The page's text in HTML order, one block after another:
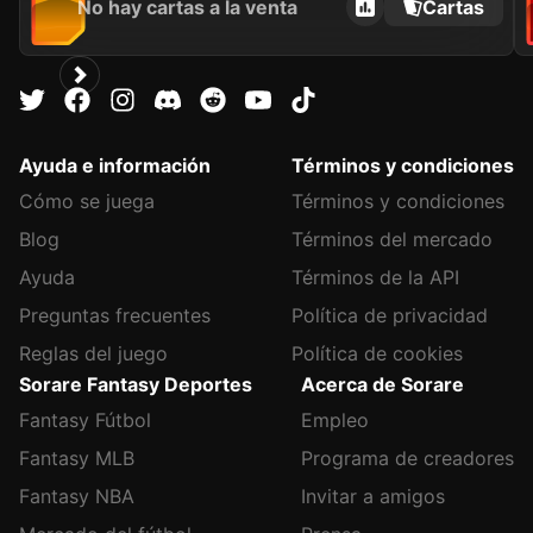
No hay cartas a la venta Cartas
Ayuda e información
Cómo se juega
Blog
Ayuda
Preguntas frecuentes
Reglas del juego
Términos y condiciones
Términos y condiciones
Términos del mercado
Términos de la API
Política de privacidad
Política de cookies
Sorare Fantasy Deportes
Fantasy Fútbol
Fantasy MLB
Fantasy NBA
Acerca de Sorare
Empleo
Programa de creadores
Invitar a amigos